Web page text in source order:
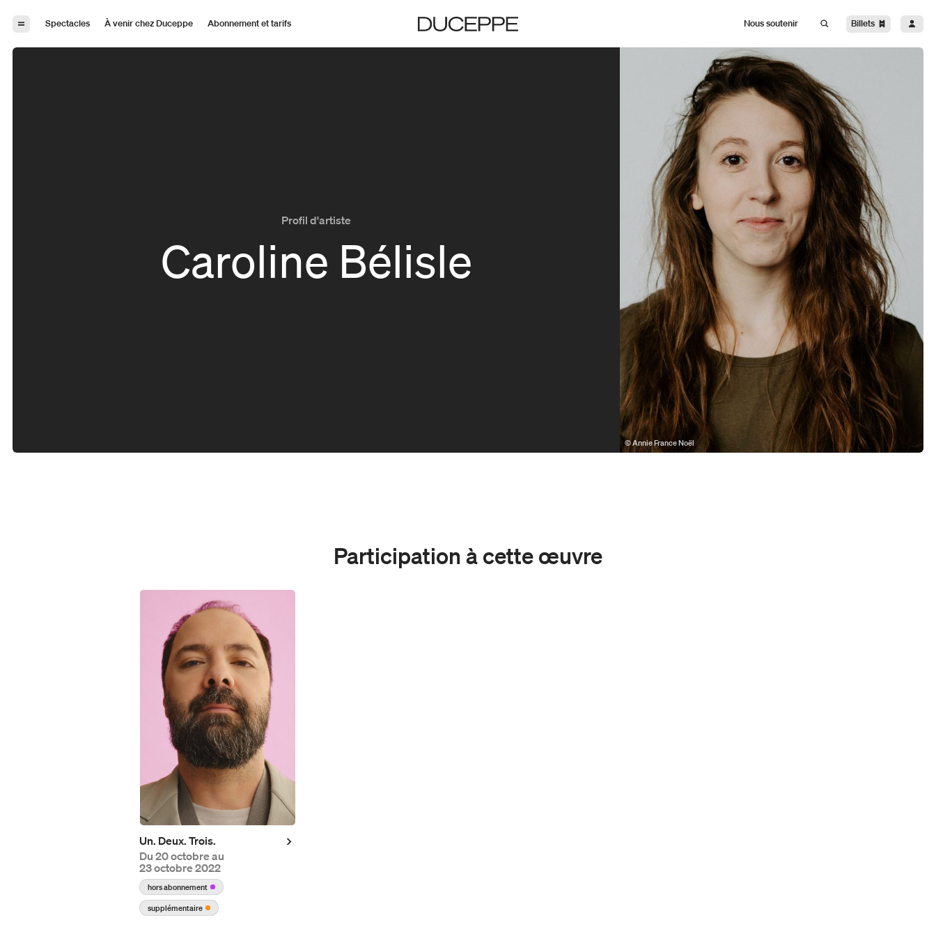
Spectacles
À venir chez Duceppe
Abonnement et tarifs
Duceppe
Nous soutenir Billets
À propos de Duceppe
Nos récompenses
L'écoresponsabilité chez
Soirée-bénéfice annuelle
Campagne annuelle
Profil d'artiste
Caroline Bélisle
© Annie France Noël
Participation à cette œuvre
Un. Deux. Trois.
Du20 octobre au
23 octobre 2022
hors abonnement
supplémentaire